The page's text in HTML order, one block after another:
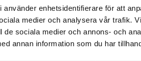
använder enhetsidentifierare för att
medier och analysera vår trafik.
de sociala medier och annons- och
annan information som du har